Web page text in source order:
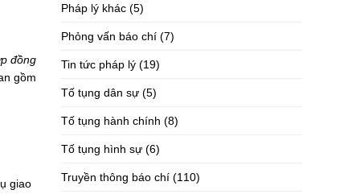
đồng
gồm
giao
Pháp lý khác (5)
Phỏng vấn báo chí (7)
Tin tức pháp lý (19)
Tố tụng dân sự (5)
Tố tụng hành chính (8)
Tố tụng hình sự (6)
Truyền thông báo chí (110)